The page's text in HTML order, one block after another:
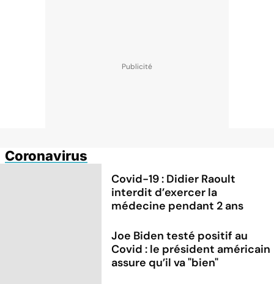
Coronavirus
Covid-19 : Didier Raoult
interdit d’exercer la
médecine pendant 2 ans
Joe Biden testé positif au
Covid : le président américain
assure qu’il va "bien"